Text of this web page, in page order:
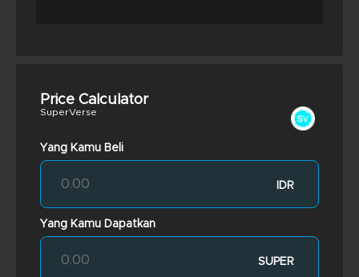
Price Calculator
SuperVerse
Yang Kamu Beli
IDR
Yang Kamu Dapatkan
SUPER